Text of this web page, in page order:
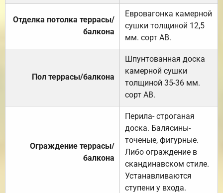
Отделка потолка террасы/
балкона
Евровагонка камерной
сушки толщиной 12,5
мм. сорт АВ.
Пол террасы/балкона
Шпунтованная доска
камерной сушки
толщиной 35-36 мм.
сорт АВ.
Ограждение террасы/
балкона
Перила- строганая
доска. Балясины-
точеные, фигурные.
Либо ограждение в
скандинавском стиле.
Устанавливаются
ступени у входа.